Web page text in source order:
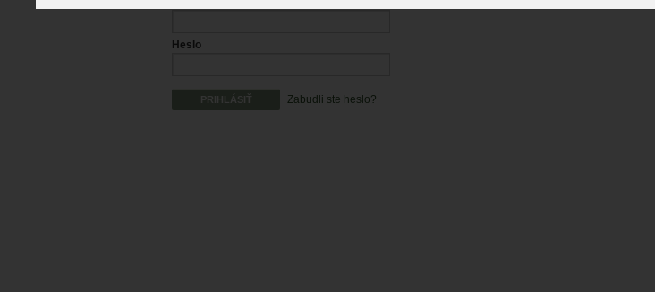
Heslo
Zabudli ste heslo?